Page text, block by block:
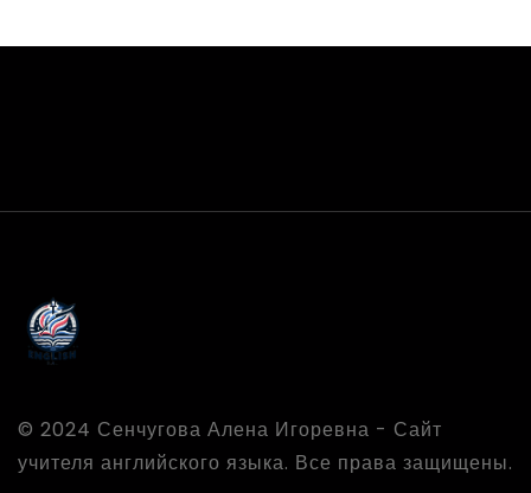
© 2024 Сенчугова Алена Игоревна - Сайт
учителя английского языка. Все права защищены.